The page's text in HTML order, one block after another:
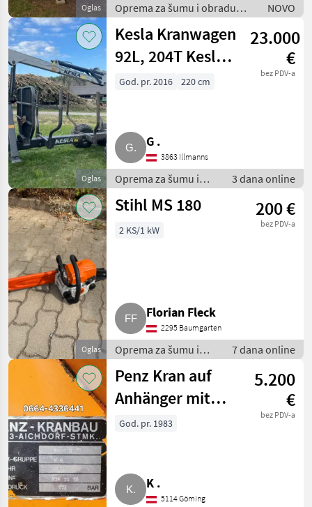
Oglas
Oprema za šumu i obradu
drveta / Ostala oprema za
šumu I obradu drveta
NOVO
Oglas
Kesla Kranwagen
92L, 204T Kesla
92L
23.000
€
bez PDV-a
God. pr. 2016 220 cm
G .
3863 Illmanns
Oprema za šumu i
obradu drveta /
Šumarske prikolice
3 dana online
Oglas
Stihl MS 180 200 €
bez PDV-a
2 KS/1 kW
Florian Fleck
2295 Baumgarten
Oprema za šumu i
obradu drveta /
Motorne pile
7 dana online
Penz Kran auf
Anhänger mit
Zapfwellenantrieb
5.200
€
bez PDV-a
God. pr. 1983
K .
5114 Göming